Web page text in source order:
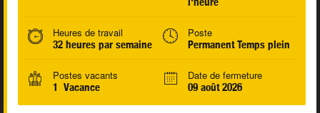
Heures de travail
32 heures par semaine
Poste
Permanent Temps plein
Postes vacants
1 Vacance
Date de fermeture
09 août 2026